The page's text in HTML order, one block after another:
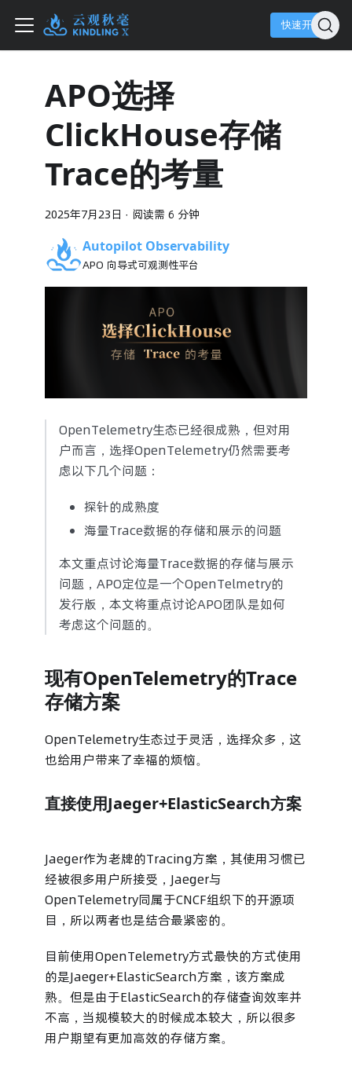
快速开始
APO选择
ClickHouse存储
Trace的考量
2025年7月23日 · 阅读需 6 分钟
Autopilot Observability
APO 向导式可观测性平台
OpenTelemetry生态已经很成熟，但对用
户而言，选择OpenTelemetry仍然需要考
虑以下几个问题：
探针的成熟度
海量Trace数据的存储和展示的问题
本文重点讨论海量Trace数据的存储与展示
问题，APO定位是一个OpenTelmetry的
发行版，本文将重点讨论APO团队是如何
考虑这个问题的。
现有OpenTelemetry的Trace
存储方案
OpenTelemetry生态过于灵活，选择众多，这
也给用户带来了幸福的烦恼。
直接使用Jaeger+ElasticSearch方案
Jaeger作为老牌的Tracing方案，其使用习惯已
经被很多用户所接受，Jaeger与
OpenTelemetry同属于CNCF组织下的开源项
目，所以两者也是结合最紧密的。
目前使用OpenTelemetry方式最快的方式使用
的是Jaeger+ElasticSearch方案，该方案成
熟。但是由于ElasticSearch的存储查询效率并
不高，当规模较大的时候成本较大，所以很多
用户期望有更加高效的存储方案。